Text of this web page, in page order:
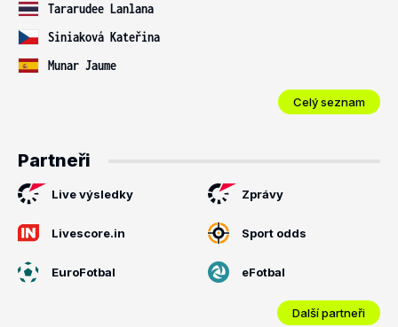
Tararudee Lanlana
Siniaková Kateřina
Munar Jaume
Celý seznam
Partneři
Live výsledky Zprávy
Livescore.in Sport odds
EuroFotbal eFotbal
Další partneři